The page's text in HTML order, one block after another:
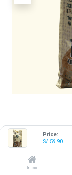
Price:
S/ 59.90
Inicio
PUF
S/59.90